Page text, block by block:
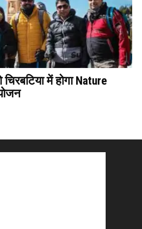
में होगा Nature